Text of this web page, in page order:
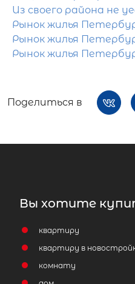
Из своего района не
Рынок жилья
Рынок жилья
Рынок жилья
Поделиться в
Вы хотите
квартиру
квартиру в
комнату